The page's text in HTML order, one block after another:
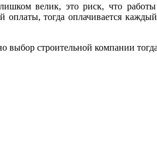
велик, это риск, что работы
тогда оплачивается каждый
выбор строительной компании